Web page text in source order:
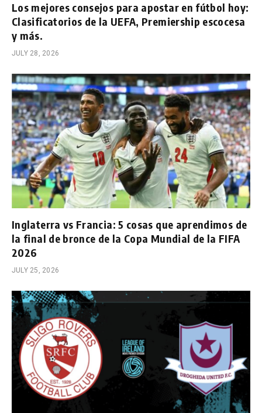
Los mejores consejos para apostar en fútbol hoy:
Clasificatorios de la UEFA, Premiership escocesa
y más.
JULY 28, 2026
Inglaterra vs Francia: 5 cosas que aprendimos de
la final de bronce de la Copa Mundial de la FIFA
2026
JULY 25, 2026